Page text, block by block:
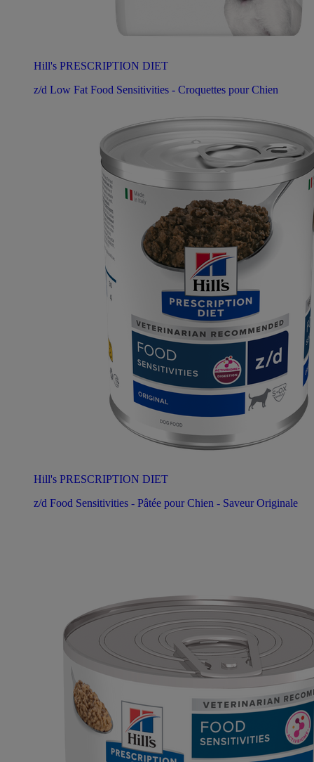
Hill's PRESCRIPTION DIET
z/d Low Fat Food Sensitivities - Croquettes pour Chien
Hill's PRESCRIPTION DIET
z/d Food Sensitivities - Pâtée pour Chien - Saveur Originale